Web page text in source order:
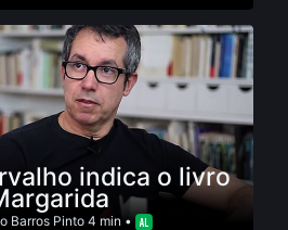
indica o livro
Barros Pinto 4 min •